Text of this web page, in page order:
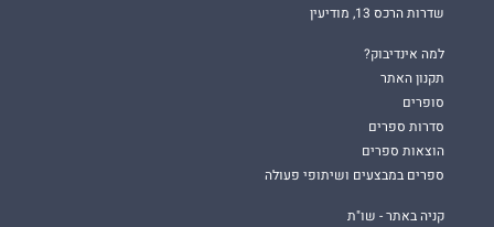
שדרות הרכס 13, מודיעין
למה אינדיבוק?
תקנון האתר
סופרים
סדרות ספרים
הוצאות ספרים
ספרים במבצעים ושיתופי פעולה
קניה באתר - שו"ת